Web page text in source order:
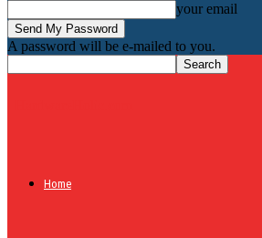
your email
A password will be e-mailed to you.
Home